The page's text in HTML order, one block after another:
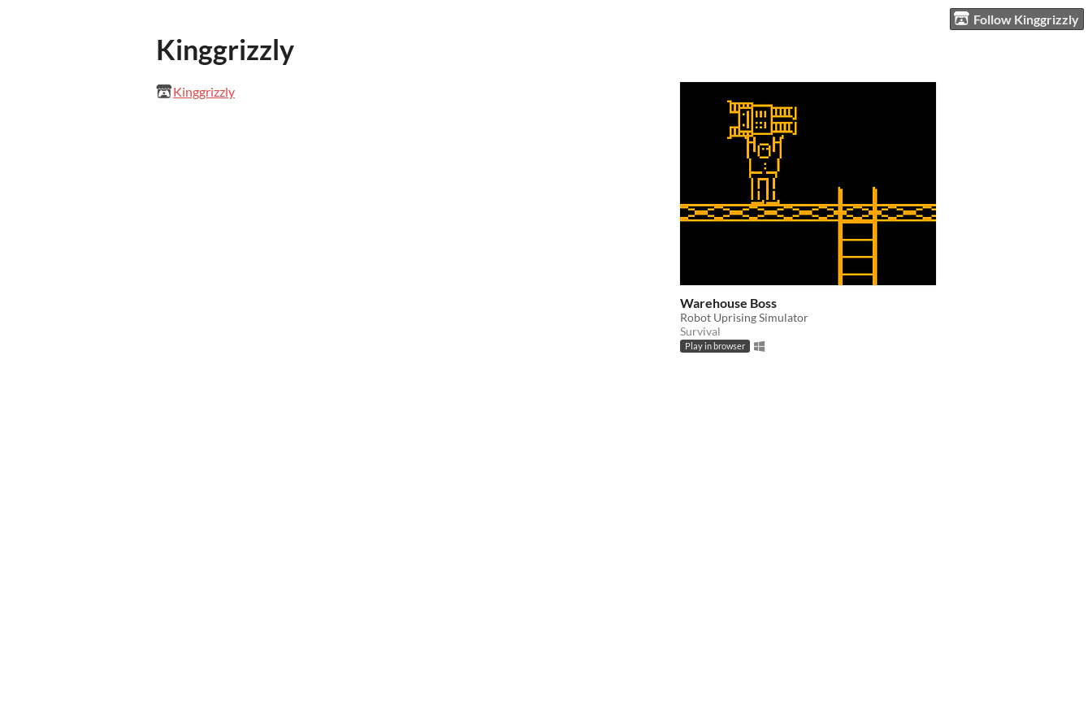
Follow Kinggrizzly
Kinggrizzly
Kinggrizzly
Warehouse Boss
Robot Uprising Simulator
Survival
Play in browser